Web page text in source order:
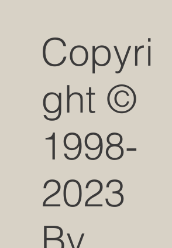
Copyri
ght ©
1998-
2023